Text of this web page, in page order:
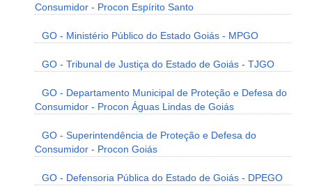
Consumidor - Procon Espírito Santo
GO - Ministério Público do Estado Goiás - MPGO
GO - Tribunal de Justiça do Estado de Goiás - TJGO
GO - Departamento Municipal de Proteção e Defesa do
Consumidor - Procon Águas Lindas de Goiás
GO - Superintendência de Proteção e Defesa do
Consumidor - Procon Goiás
GO - Defensoria Pública do Estado de Goiás - DPEGO